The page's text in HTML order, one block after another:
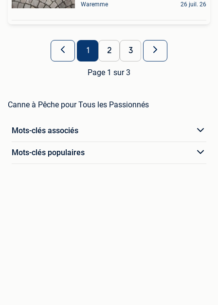
Waremme 26 juil. 26
1 2 3
Page 1 sur 3
Canne à Pêche pour Tous les Passionnés
Mots-clés associés
Mots-clés populaires